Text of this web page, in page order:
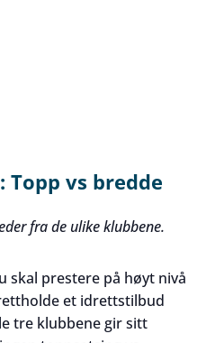
Topp vs bredde
fra de ulike klubbene.
skal prestere på høyt nivå
et idrettstilbud
tre klubbene gir sitt